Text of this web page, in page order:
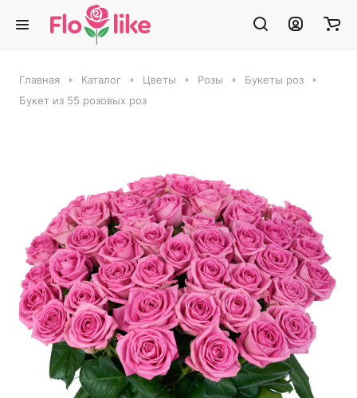
Главная Каталог Цветы Розы
Букеты роз
Букет из 55 розовых роз